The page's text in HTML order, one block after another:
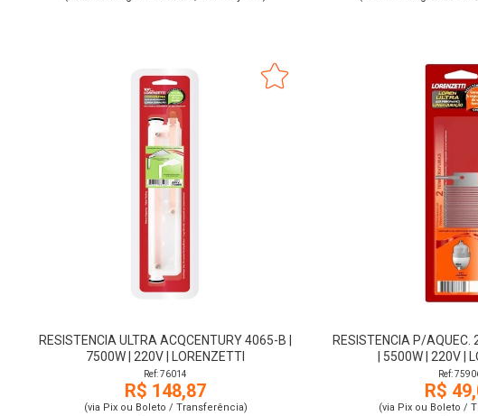
RESISTENCIA ULTRA ACQCENTURY 4065-B |
7500W | 220V | LORENZETTI
Ref: 76014
R$ 148,87
(via Pix ou Boleto / Transferência)
RESISTENCIA P/AQUEC.
| 5500W | 220V |
Ref:
R$
(via Pix ou Boleto /